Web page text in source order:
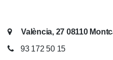
València, 27 08110
93 172 50 15